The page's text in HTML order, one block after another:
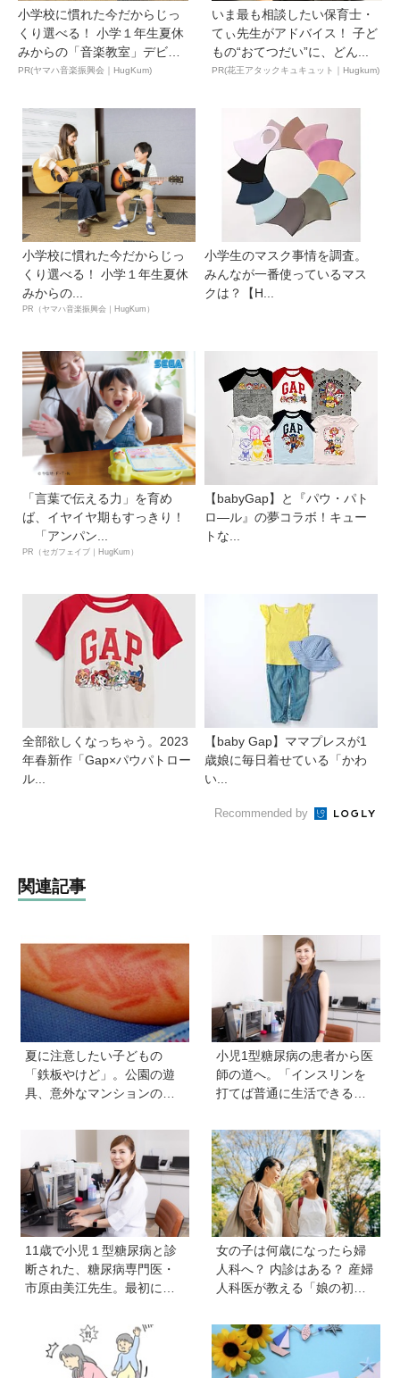
小学校に慣れた今だからじっ
くり選べる！ 小学１年生夏休
みからの「音楽教室」デビ
ュ...
PR(ヤマハ音楽振興会｜HugKum)
いま最も相談したい保育士・
てぃ先生がアドバイス！ 子ど
もの“おてつだい”に、どん...
PR(花王アタックキュキュット｜Hugkum)
小学校に慣れた今だからじっ
くり選べる！ 小学１年生夏休
みからの...
PR（ヤマハ音楽振興会｜HugKum）
小学生のマスク事情を調査。
みんなが一番使っているマス
クは？【H...
「言葉で伝える力」を育め
ば、イヤイヤ期もすっきり！
「アンパン...
PR（セガフェイブ｜HugKum）
【babyGap】と『パウ・パト
ロ―ル』の夢コラボ！キュー
トな...
全部欲しくなっちゃう。2023
年春新作「Gap×パウパトロー
ル...
【baby Gap】ママプレスが1
歳娘に毎日着せている「かわ
い...
Recommended by
関連記事
夏に注意したい子どもの
「鉄板やけど」。公園の遊
具、意外なマンションの設
意点と対応【専門医監修】
小児1型糖尿病の患者から医
師の道へ。「インスリンを
打てば普通に生活できる」
い、専門医を目指すように
11歳で小児１型糖尿病と診
断された、糖尿病専門医・
市原由美江先生。最初に感
が渇くことだった
女の子は何歳になったら婦
人科へ？ 内診はある？ 産婦
人科医が教える「娘の初め